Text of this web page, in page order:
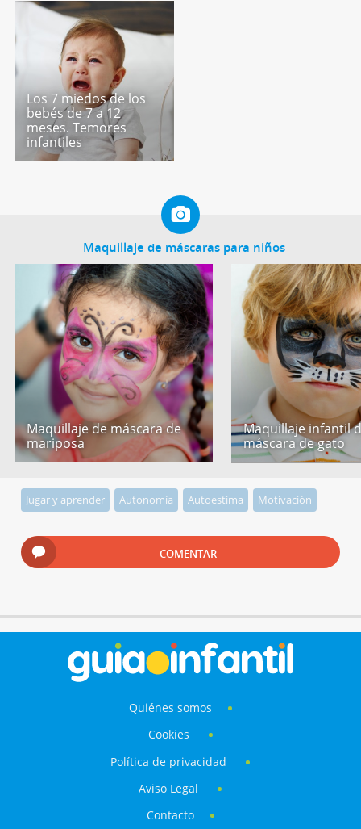
Los 7 miedos de los
bebés de 7 a 12
meses. Temores
infantiles
Maquillaje de máscaras para niños
Maquillaje de máscara de
mariposa
Maquillaje infantil
máscara de gato
Jugar y aprender Autonomía Autoestima Motivación
COMENTAR
Quiénes somos
Cookies
Política de privacidad
Aviso Legal
Contacto